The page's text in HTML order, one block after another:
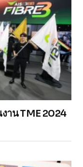
าน TME 2024